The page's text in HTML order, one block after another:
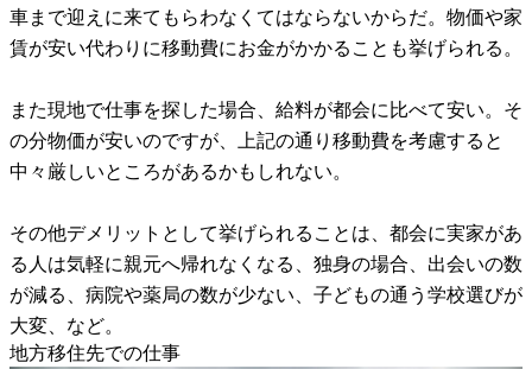
車まで迎えに来てもらわなくてはならないからだ。物価や家
賃が安い代わりに移動費にお金がかかることも挙げられる。
また現地で仕事を探した場合、給料が都会に比べて安い。そ
の分物価が安いのですが、上記の通り移動費を考慮すると
中々厳しいところがあるかもしれない。
その他デメリットとして挙げられることは、都会に実家があ
る人は気軽に親元へ帰れなくなる、独身の場合、出会いの数
が減る、病院や薬局の数が少ない、子どもの通う学校選びが
大変、など。
地方移住先での仕事